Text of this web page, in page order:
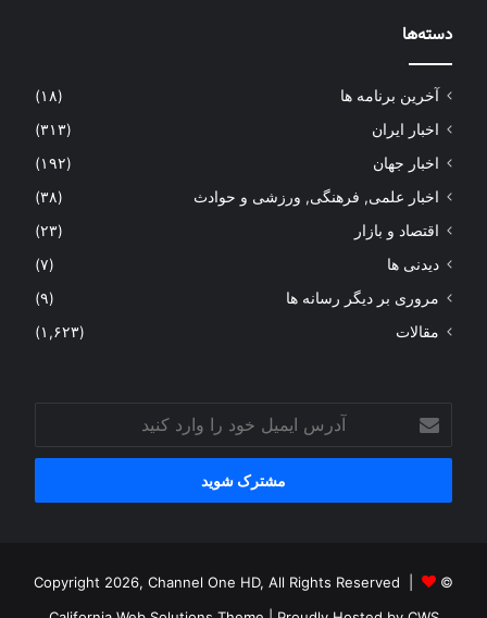
دسته‌ها
آخرین برنامه ها
(۱۸)
اخبار ایران
(۳۱۳)
اخبار جهان
(۱۹۲)
اخبار علمی, فرهنگی, ورزشی و حوادث
(۳۸)
اقتصاد و بازار
(۲۳)
دیدنی ها
(۷)
مروری بر دیگر رسانه ها
(۹)
مقالات
(۱,۶۲۳)
آدرس
ایمیل
خود
وارد
© Copyright 2026, Channel One HD, All Rights Reserved |